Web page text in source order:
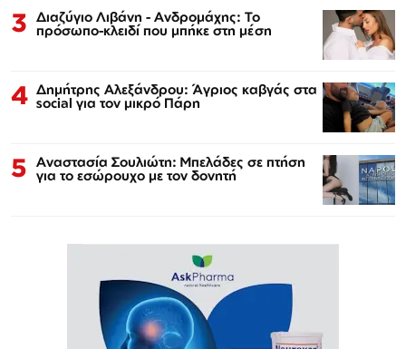
3 Διαζύγιο Λιβάνη - Ανδρομάχης: Το
πρόσωπο-κλειδί που μπήκε στη μέση
4 Δημήτρης Αλεξάνδρου: Άγριος καβγάς στα
social για τον μικρό Πάρη
5 Αναστασία Σουλιώτη: Μπελάδες σε πτήση
για το εσώρουχο με τον δονητή